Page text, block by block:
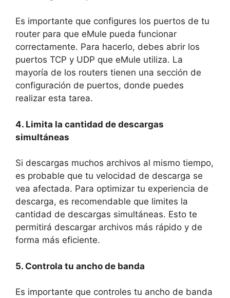
Es importante que configures los puertos de tu
router para que eMule pueda funcionar
correctamente. Para hacerlo, debes abrir los
puertos TCP y UDP que eMule utiliza. La
mayoría de los routers tienen una sección de
configuración de puertos, donde puedes
realizar esta tarea.
4. Limita la cantidad de descargas
simultáneas
Si descargas muchos archivos al mismo tiempo,
es probable que tu velocidad de descarga se
vea afectada. Para optimizar tu experiencia de
descarga, es recomendable que limites la
cantidad de descargas simultáneas. Esto te
permitirá descargar archivos más rápido y de
forma más eficiente.
5. Controla tu ancho de banda
Es importante que controles tu ancho de banda